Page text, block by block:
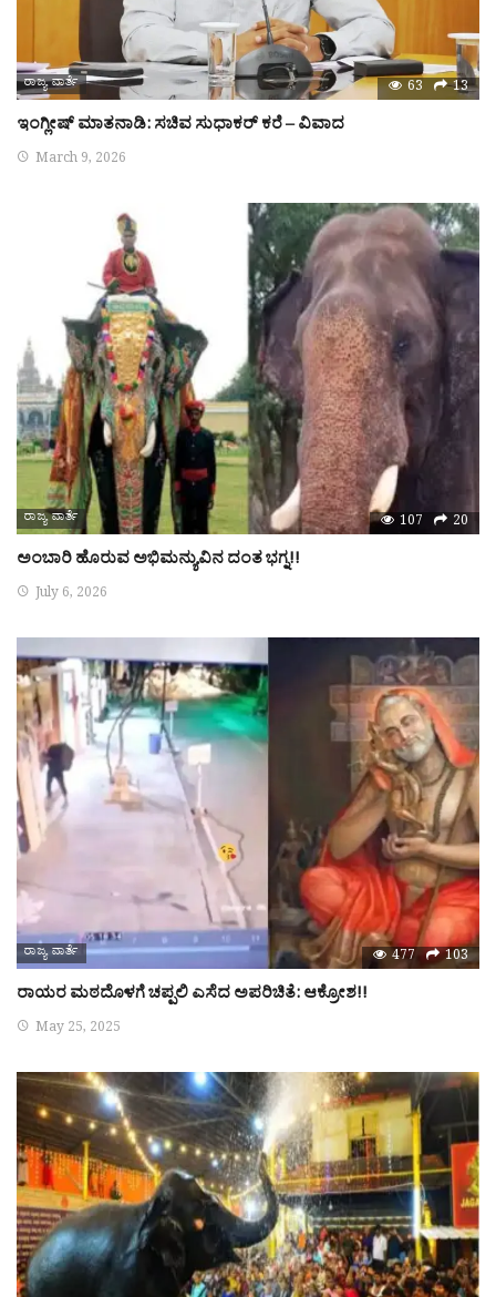
ರಾಜ್ಯ ವಾರ್ತೆ 63 13
ಇಂಗ್ಲೀಷ್ ಮಾತನಾಡಿ: ಸಚಿವ ಸುಧಾಕರ್ ಕರೆ – ವಿವಾದ
March 9, 2026
ರಾಜ್ಯ ವಾರ್ತೆ 107 20
ಅಂಬಾರಿ ಹೊರುವ ಅಭಿಮನ್ಯುವಿನ ದಂತ ಭಗ್ನ!!
July 6, 2026
ರಾಜ್ಯ ವಾರ್ತೆ 477 103
ರಾಯರ ಮಠದೊಳಗೆ ಚಪ್ಪಲಿ ಎಸೆದ ಅಪರಿಚಿತೆ: ಆಕ್ರೋಶ!!
May 25, 2025